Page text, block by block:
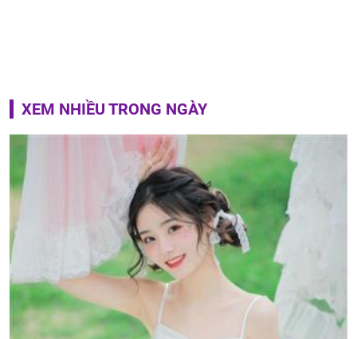
XEM NHIỀU TRONG NGÀY